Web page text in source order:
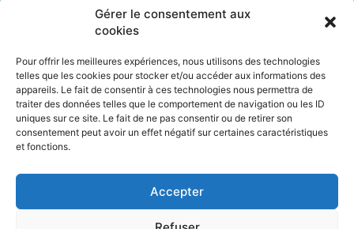
Gérer le consentement aux
cookies
Pour offrir les meilleures expériences, nous utilisons des technologies
telles que les cookies pour stocker et/ou accéder aux informations des
appareils. Le fait de consentir à ces technologies nous permettra de
traiter des données telles que le comportement de navigation ou les ID
uniques sur ce site. Le fait de ne pas consentir ou de retirer son
consentement peut avoir un effet négatif sur certaines caractéristiques
et fonctions.
Accepter
Régime Savoir Maigrir.fr : La méthode Jean-Michel Cohen pour
une perte de poids durable
© Copyright 2026, Tous droits réservés |Bromance
Bien-Être : Yoga, Bien-être, Nutrition et Sport
L’équipe
Régime Savoir Maigrir.fr : La méthode Jean-Michel Cohen pour
une perte de poids durable